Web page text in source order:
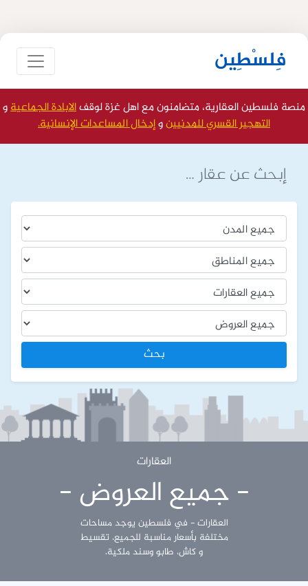
فِلسْطِين
منصة فلسطين العقارية، متضامنون مع اهل غزة لوقفالابادة الجماعيةو
التهجير القسري للمدنيينوإدخال المساعدات الإنسانية.
إبحث عن عقار …
بحث
العقارات
- جميع العروض -
العقارات - في فلسطين يوجد مساحات
مختلفة بأسعار مناسبة للجميع، تقسيط
و كاش، طابو وسند ملكية.